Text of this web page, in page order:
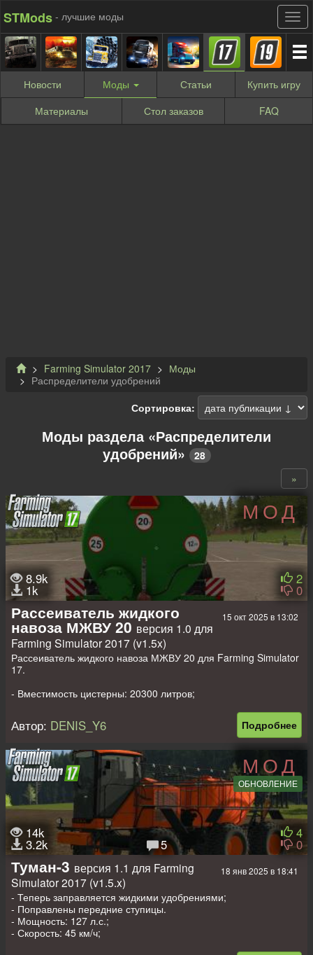
STMods - лучшие моды
Новости Моды Статьи Купить игру
Материалы
Стол заказов FAQ
Farming Simulator 2017
Моды
Распределители удобрений
Сортировка:
Моды раздела «Распределители
удобрений»
28
»
МОД
8.9k
1k
2
0
15 окт 2025 в 13:02
Рассеиватель жидкого
навоза МЖВУ 20 версия 1.0 для
Farming Simulator 2017 (v1.5x)
Рассеиватель жидкого навоза МЖВУ 20 для Farming Simulator
17.
- Вместимость цистерны: 20300 литров;
- Рабочая скорость: 15 км/ч.
Подробнее
Автор: DENIS_Y6
МОД
ОБНОВЛЕНИЕ
14k
3.2k 5
4
0
18 янв 2025 в 18:41
Туман-3 версия 1.1 для Farming
Simulator 2017 (v1.5.x)
- Теперь заправляется жидкими удобрениями;
- Поправлены передние ступицы.
- Мощность: 127 л.с.;
- Скорость: 45 км/ч;